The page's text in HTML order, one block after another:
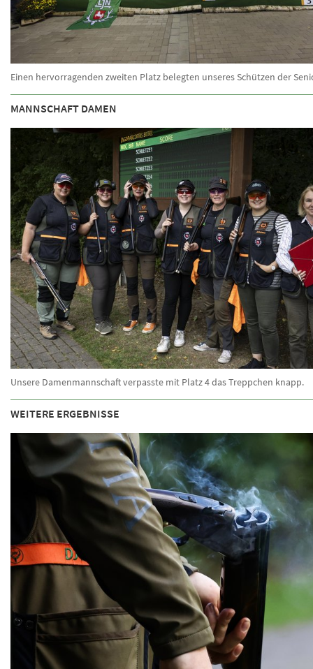
Einen hervorragenden zweiten Platz belegten unseres Schützen der
MANNSCHAFT DAMEN
Unsere Damenmannschaft verpasste mit Platz 4 das Treppchen knapp.
WEITERE ERGEBNISSE